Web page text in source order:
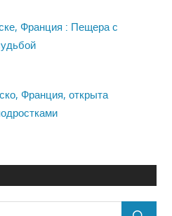
Франция : Пещера с
Франция, открыта